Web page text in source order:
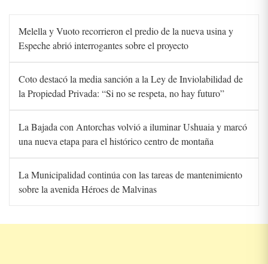
Melella y Vuoto recorrieron el predio de la nueva usina y
Espeche abrió interrogantes sobre el proyecto
Coto destacó la media sanción a la Ley de Inviolabilidad de
la Propiedad Privada: “Si no se respeta, no hay futuro”
La Bajada con Antorchas volvió a iluminar Ushuaia y marcó
una nueva etapa para el histórico centro de montaña
La Municipalidad continúa con las tareas de mantenimiento
sobre la avenida Héroes de Malvinas